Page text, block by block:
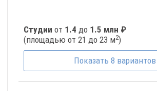
Студии от 1.4 до 1.5 млн ₽
(площадью от 21 до 23 м2)
Показать 8 вариантов